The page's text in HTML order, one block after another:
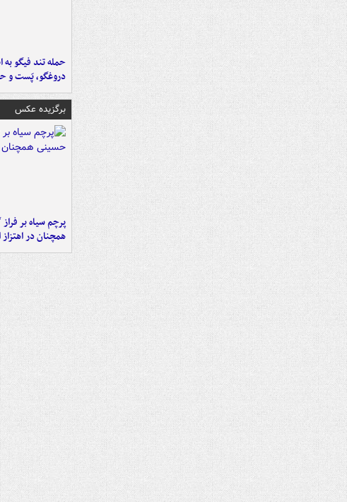
حمله تند فیگو به
دروغگو، پَست‌ و
برگزیده عکس
پرچم سیاه بر
همچنان در